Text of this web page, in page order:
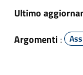
Ultimo
Argomenti :